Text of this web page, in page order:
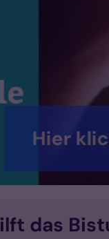
das